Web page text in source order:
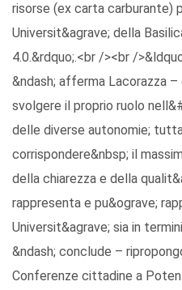
risorse (ex carta carburante)
Universit&agrave; della
4.0.&rdquo;.<br /><br /
&ndash; afferma Lacorazza
svolgere il proprio ruolo
delle diverse autonomie;
corrispondere&nbsp; il
della chiarezza e della
rappresenta e pu&ograve;
Universit&agrave; sia in
&ndash; conclude –
Conferenze cittadine a